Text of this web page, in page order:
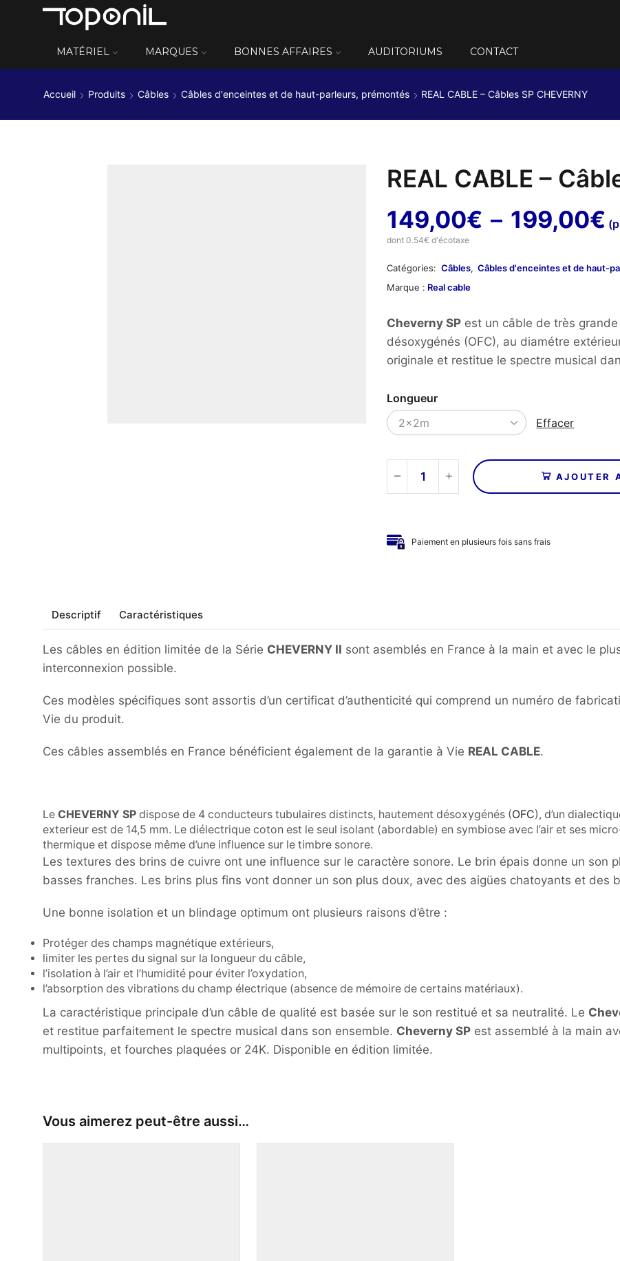
MATÉRIEL MARQUES BONNES AFFAIRES AUDITORIUMS CONTACT
Accueil Produits Câbles Câbles d'enceintes et de haut-parleurs, prémontés REAL CABLE – Câbles SP CHEVERNY
REAL CABLE –
149,00€ – 199,00€
à
dont 0.54€ d'écotaxe
Catégories: Câbles, Câbles d'enceintes et de haut-
Marque : Real cable
Cheverny SP est un câble de très
désoxygénés (OFC), au diamétre
originale et restitue le spectre musical
Longueur
Effacer
quantité
de
-
AJOUTER
Paiement en plusieurs fois sans frais
Descriptif Caractéristiques
Les câbles en édition limitée de la Série CHEVERNY II sont asemblés en France à la main et avec le
interconnexion possible.
Ces modèles spécifiques sont assortis d’un certificat d’authenticité qui comprend un numéro de
Vie du produit.
Ces câbles assemblés en France bénéficient également de la garantie à Vie REAL CABLE.
Le CHEVERNY SP dispose de 4 conducteurs tubulaires distincts, hautement désoxygénés (OFC), d’un
exterieur est de 14,5 mm. Le diélectrique coton est le seul isolant (abordable) en symbiose avec l’air et ses
thermique et dispose même d’une influence sur le timbre sonore.
Les textures des brins de cuivre ont une influence sur le caractère sonore. Le brin épais donne un son
basses franches. Les brins plus fins vont donner un son plus doux, avec des aigües chatoyants et des
Une bonne isolation et un blindage optimum ont plusieurs raisons d’être :
Protéger des champs magnétique extérieurs,
limiter les pertes du signal sur la longueur du câble,
l’isolation à l’air et l’humidité pour éviter l’oxydation,
l’absorption des vibrations du champ électrique (absence de mémoire de certains matériaux).
La caractéristique principale d’un câble de qualité est basée sur le son restitué et sa neutralité. Le
et restitue parfaitement le spectre musical dans son ensemble. Cheverny SP est assemblé à la main
multipoints, et fourches plaquées or 24K. Disponible en édition limitée.
Vous aimerez peut-être aussi…